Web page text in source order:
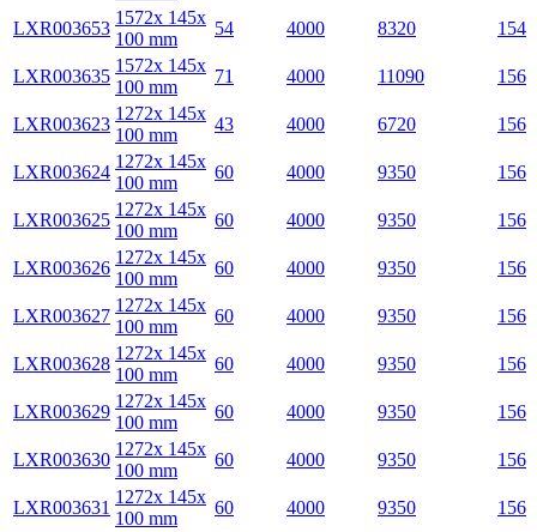
LXR003653
1572x 145x
100 mm
54 4000 8320 154
LXR003635
1572x 145x
100 mm
71 4000 11090 156
LXR003623
1272x 145x
100 mm
43 4000 6720 156
LXR003624
1272x 145x
100 mm
60 4000 9350 156
LXR003625
1272x 145x
100 mm
60 4000 9350 156
LXR003626
1272x 145x
100 mm
60 4000 9350 156
LXR003627
1272x 145x
100 mm
60 4000 9350 156
LXR003628
1272x 145x
100 mm
60 4000 9350 156
LXR003629
1272x 145x
100 mm
60 4000 9350 156
LXR003630
1272x 145x
100 mm
60 4000 9350 156
LXR003631
1272x 145x
100 mm
60 4000 9350 156